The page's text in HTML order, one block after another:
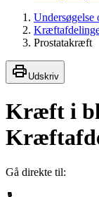
Undersøgelse
Prostatakræft
Udskriv
Kræft i
Gå direkte til: